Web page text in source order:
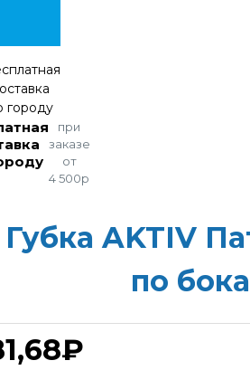
при
заказе
от
4 500р
Губка AKTIV
по